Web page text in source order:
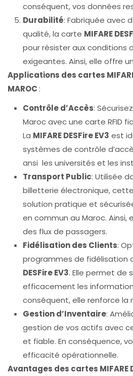
conséquent, vos données
Durabilité: Fabriquée avec
qualité, la carte MIFARE
pour résister aux conditions
exigeantes. Ainsi, elle offre
Applications des cartes MIFARE
MAROC:
Contrôle d’Accès:
Maroc avec une carte RFID
La MIFARE DESFire EV3 est
systèmes de contrôle
ansi les universités et les
Transport Public: Utilisée
billetterie électronique,
solution pratique et
en commun au Maroc. Ainsi,
des flux de passagers.
Fidélisation des Clients:
programmes de fidélisation
DESFire EV3. Elle permet de
efficacement les
conséquent, elle renforce la
Gestion d’Inventaire:
gestion de vos actifs avec
et fiable. En conséquence,
efficacité opérationnelle.
Avantages des cartes MIFARE